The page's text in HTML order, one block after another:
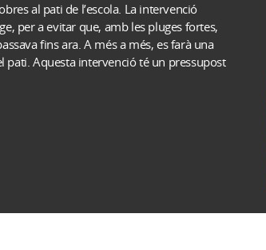
al pati de l’escola. La intervenció
per a evitar que, amb les pluges fortes,
fins ara. A més a més, es farà una
pati. Aquesta intervenció té un pressupost